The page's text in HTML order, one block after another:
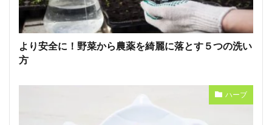
より安全に！野菜から農薬を綺麗に落とす５つの洗い
方
ハーブ